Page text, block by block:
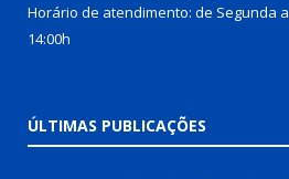
Horário de atendimento: de Segunda
14:00h
ÚLTIMAS PUBLICAÇÕES